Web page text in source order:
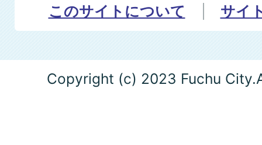
このサイトについて サイ
Copyright (c) 2023 Fuchu